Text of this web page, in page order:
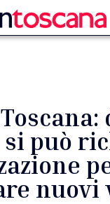
può
nuovi